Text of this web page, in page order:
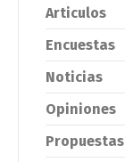
Articulos
Encuestas
Noticias
Opiniones
Propuestas